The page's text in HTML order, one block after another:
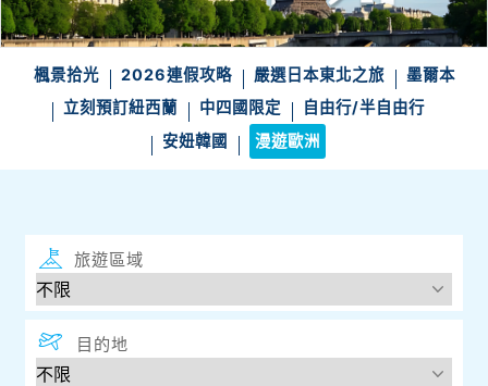
楓景拾光 2026連假攻略 嚴選日本東北之旅
墨爾本
立刻預訂紐西蘭
中四國限定
自由行/半自由行
安妞韓國
漫遊歐洲
旅遊區域
目的地